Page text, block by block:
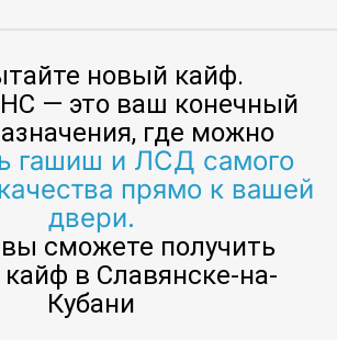
новый кайф.
— это ваш конечный
где можно
гашиш и ЛСД самого
прямо к вашей
двери.
сможете получить
в Славянске-на-
Кубани